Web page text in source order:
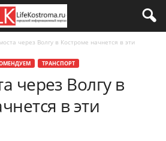
через Волгу в Костроме начнется в эти
ТРАНСПОРТ
через Волгу в
в эти